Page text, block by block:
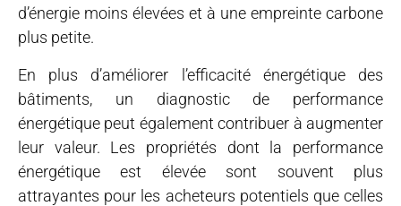
d’énergie moins élevées et à une empreinte carbone
plus petite.
En plus d’améliorer l’efficacité énergétique des
bâtiments, un diagnostic de performance
énergétique peut également contribuer à augmenter
leur valeur. Les propriétés dont la performance
énergétique est élevée sont souvent plus
attrayantes pour les acheteurs potentiels que celles